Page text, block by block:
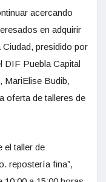
acercando
en adquirir
Ciudad, presidido por
DIF Puebla Capital
MariElise Budib,
oferta de talleres de
el taller de
repostería fina”,